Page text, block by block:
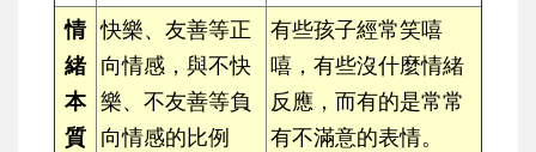
情
緒
本
質
快樂、友善等正
向情感，與不快
樂、不友善等負
向情感的比例
有些孩子經常笑嘻
嘻，有些沒什麼情緒
反應，而有的是常常
有不滿意的表情。